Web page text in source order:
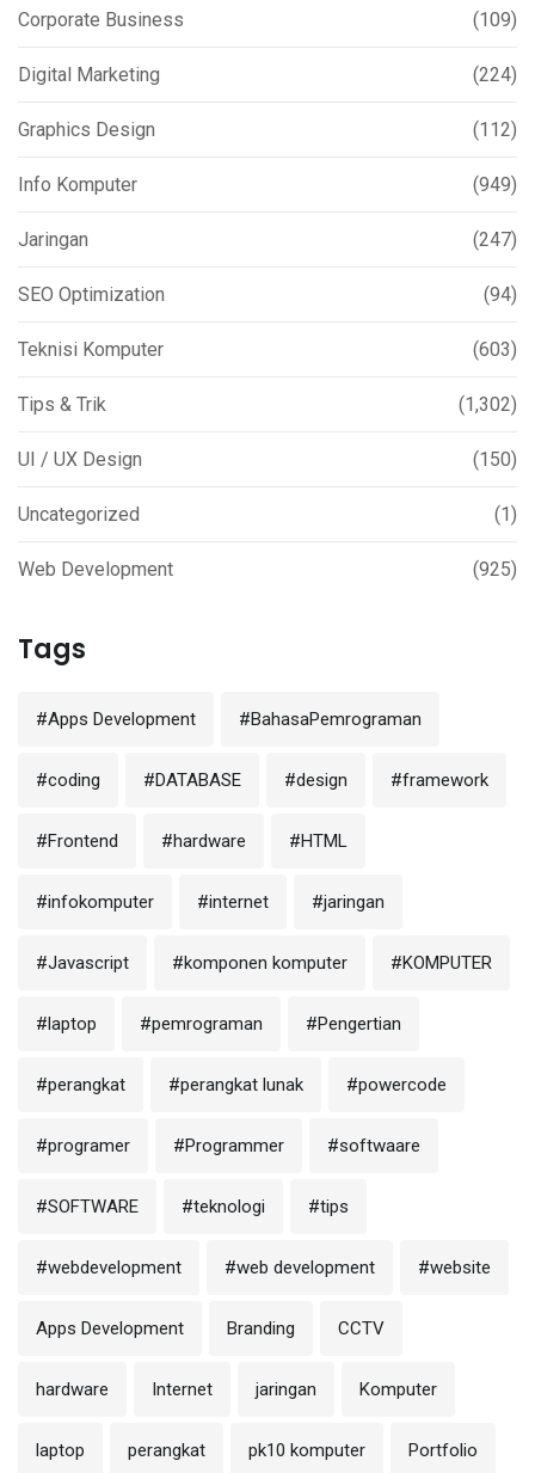
Corporate Business (109)
Digital Marketing (224)
Graphics Design (112)
Info Komputer (949)
Jaringan (247)
SEO Optimization (94)
Teknisi Komputer (603)
Tips & Trik (1,302)
UI / UX Design (150)
Uncategorized (1)
Web Development (925)
Tags
#Apps Development #BahasaPemrograman
#coding #DATABASE #design #framework
#Frontend #hardware #HTML
#infokomputer #internet #jaringan
#Javascript #komponen komputer #KOMPUTER
#laptop #pemrograman #Pengertian
#perangkat #perangkat lunak #powercode
#programer #Programmer #softwaare
#SOFTWARE #teknologi #tips
#webdevelopment #web development #website
Apps Development Branding CCTV
hardware Internet jaringan Komputer
laptop perangkat pk10 komputer Portfolio